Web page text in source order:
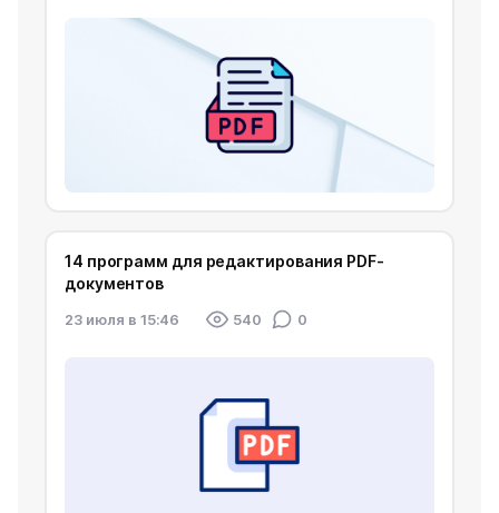
14 программ для редактирования PDF-
документов
23 июля в 15:46 540 0